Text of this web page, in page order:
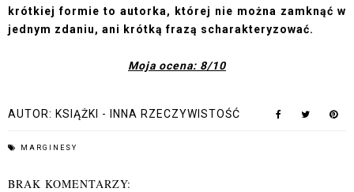
krótkiej formie to autorka, której nie można zamknąć w
jednym zdaniu, ani krótką frazą scharakteryzować.
Moja ocena: 8/10
AUTOR: KSIĄŻKI - INNA RZECZYWISTOŚĆ
MARGINESY
BRAK KOMENTARZY: